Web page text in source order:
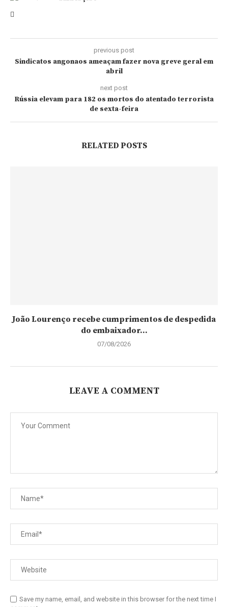
previous post
Sindicatos angonaos ameaçam fazer nova greve geral em
abril
next post
Rússia elevam para 182 os mortos do atentado terrorista
de sexta-feira
RELATED POSTS
João Lourenço recebe cumprimentos de despedida
do embaixador...
07/08/2026
LEAVE A COMMENT
Save my name, email, and website in this browser for the next time I